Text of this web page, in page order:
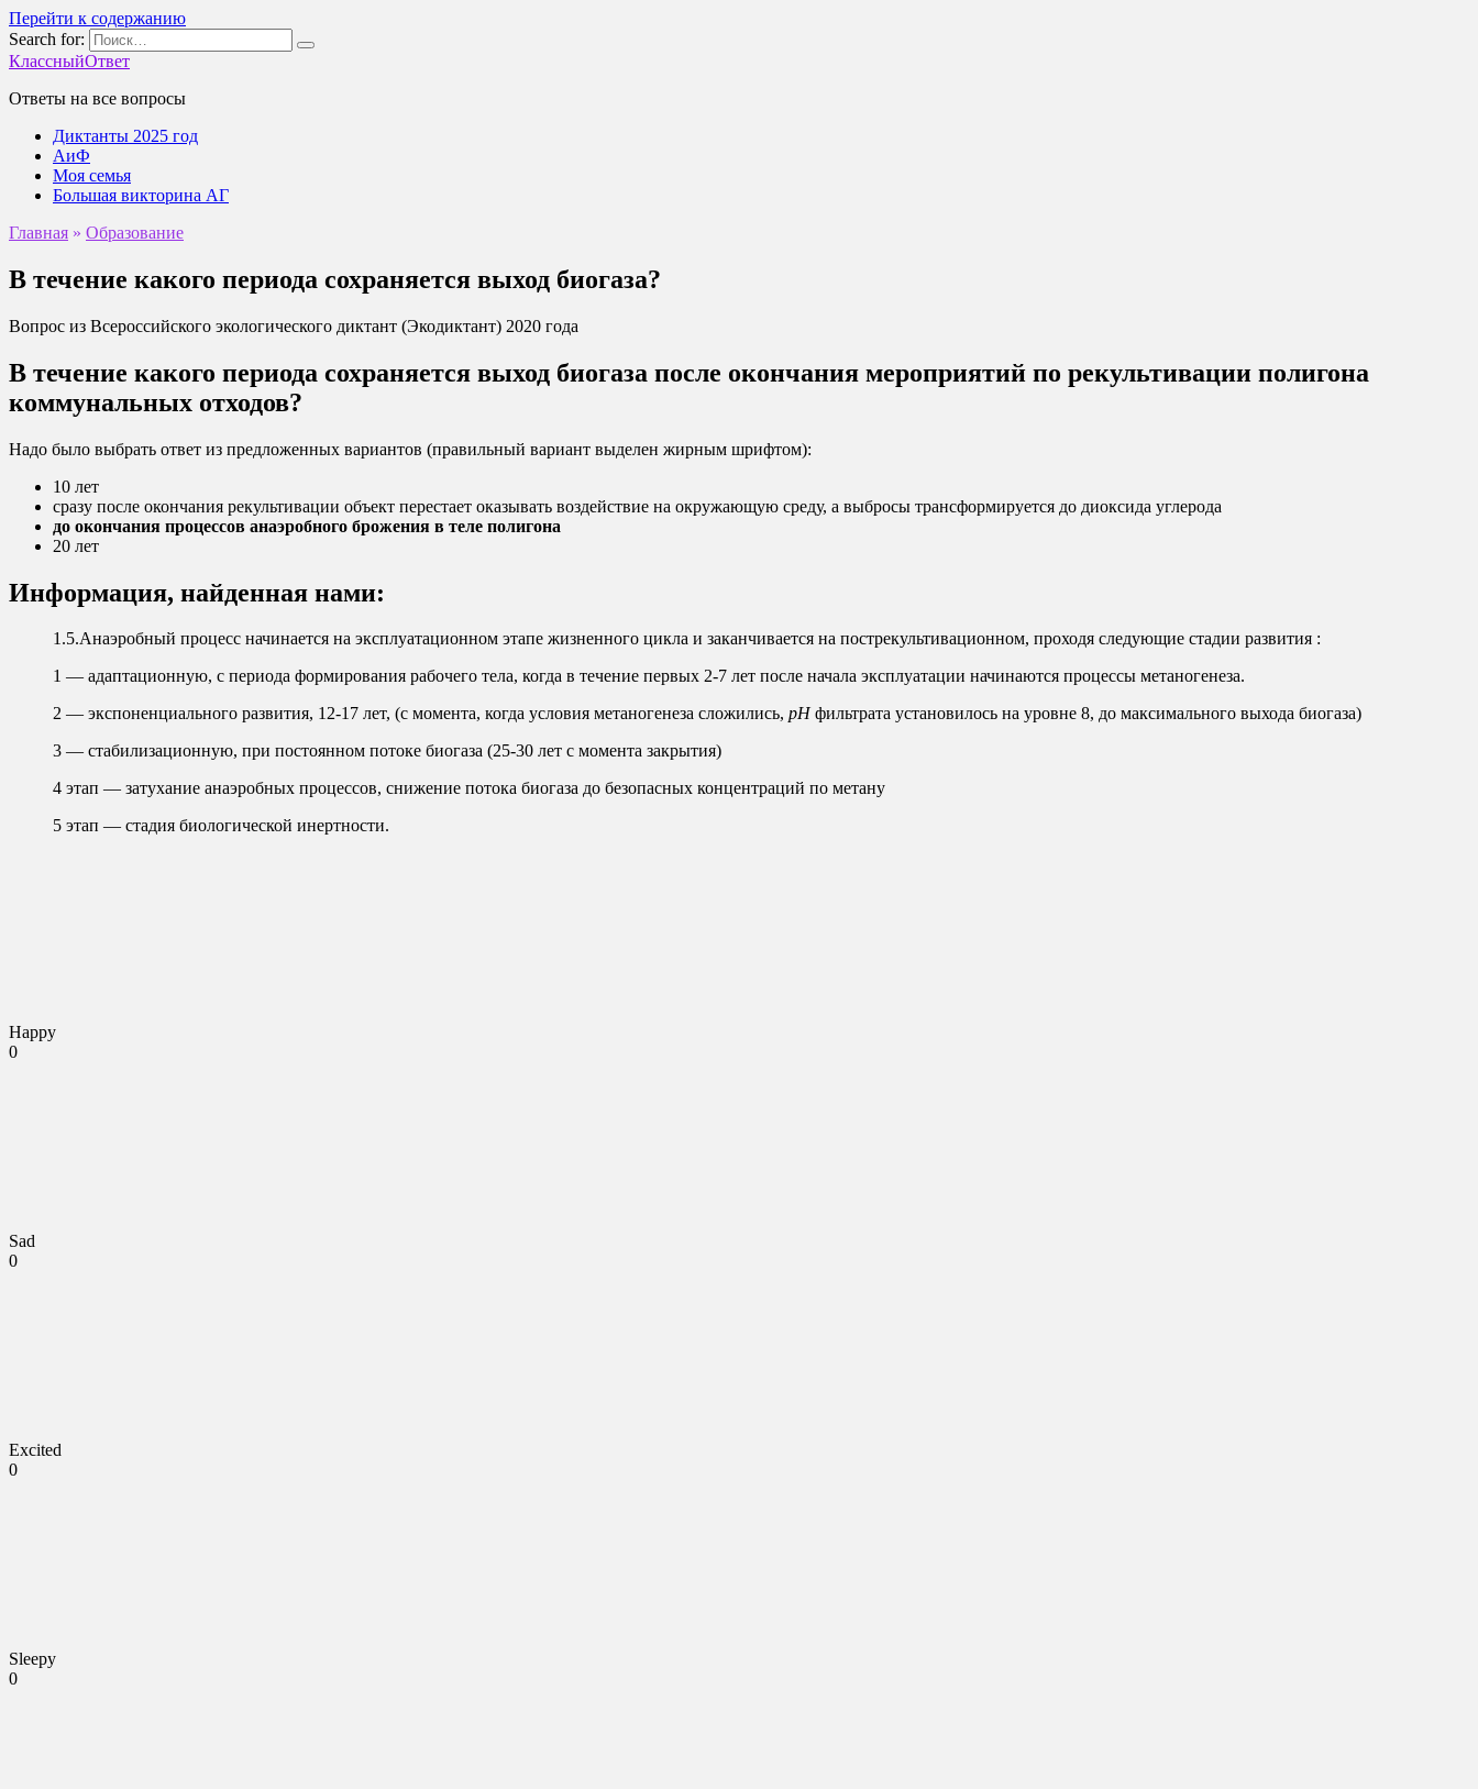
Перейти к содержанию
Search for:
КлассныйОтвет
Ответы на все вопросы
Диктанты 2025 год
АиФ
Моя семья
Большая викторина АГ
Главная » Образование
В течение какого периода сохраняется выход биогаза?
Вопрос из Всероссийского экологического диктант (Экодиктант) 2020 года
В течение какого периода сохраняется выход биогаза после окончания мероприятий по рекультивации полигона
коммунальных отходов?
Надо было выбрать ответ из предложенных вариантов (правильный вариант выделен жирным шрифтом):
10 лет
сразу после окончания рекультивации объект перестает оказывать воздействие на окружающую среду, а выбросы трансформируется до диоксида углерода
до окончания процессов анаэробного брожения в теле полигона
20 лет
Информация, найденная нами:
1.5.Анаэробный процесс начинается на эксплуатационном этапе жизненного цикла и заканчивается на пострекультивационном, проходя следующие стадии развития :
1 — адаптационную, с периода формирования рабочего тела, когда в течение первых 2-7 лет после начала эксплуатации начинаются процессы метаногенеза.
2 — экспоненциального развития, 12-17 лет, (с момента, когда условия метаногенеза сложились, рНфильтрата установилось на уровне 8, до максимального выхода биогаза)
3 — стабилизационную, при постоянном потоке биогаза (25-30 лет с момента закрытия)
4 этап — затухание анаэробных процессов, снижение потока биогаза до безопасных концентраций по метану
5 этап — стадия биологической инертности.
Happy
0
Sad
0
Excited
0
Sleepy
0